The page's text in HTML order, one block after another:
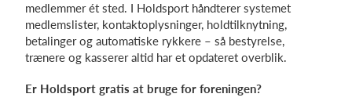
medlemmer ét sted. I Holdsport håndterer systemet
medlemslister, kontaktoplysninger, holdtilknytning,
betalinger og automatiske rykkere – så bestyrelse,
trænere og kasserer altid har et opdateret overblik.
Er Holdsport gratis at bruge for foreningen?